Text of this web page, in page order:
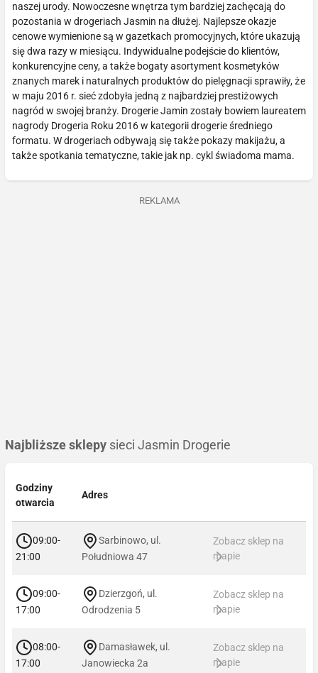
naszej urody. Nowoczesne wnętrza tym bardziej zachęcają do
pozostania w drogeriach Jasmin na dłużej. Najlepsze okazje
cenowe wymienione są w gazetkach promocyjnych, które ukazują
się dwa razy w miesiącu. Indywidualne podejście do klientów,
konkurencyjne ceny, a także bogaty asortyment kosmetyków
znanych marek i naturalnych produktów do pielęgnacji sprawiły, że
w maju 2016 r. sieć zdobyła jedną z najbardziej prestiżowych
nagród w swojej branży. Drogerie Jamin zostały bowiem laureatem
nagrody Drogeria Roku 2016 w kategorii drogerie średniego
formatu. W drogeriach odbywają się także pokazy makijażu, a
także spotkania tematyczne, takie jak np. cykl świadoma mama.
REKLAMA
Najbliższe sklepy sieci Jasmin Drogerie
Godziny
otwarcia
Adres
09:00-
21:00
Sarbinowo, ul.
Południowa 47
Zobacz sklep na
mapie
09:00-
17:00
Dzierzgoń, ul.
Odrodzenia 5
Zobacz sklep na
mapie
08:00-
17:00
Damasławek, ul.
Janowiecka 2a
Zobacz sklep na
mapie